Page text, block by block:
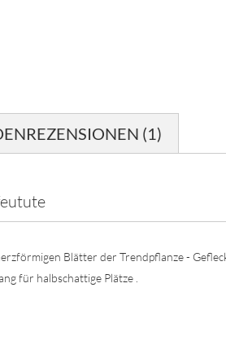
(1)
Blätter der Trendpflanze -
für halbschattige Plätze .